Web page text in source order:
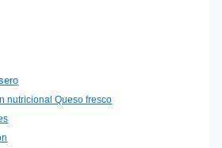
nutricional Queso fresco